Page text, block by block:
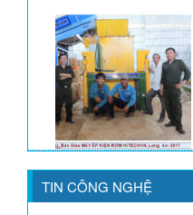
TIN CÔNG NGHỆ